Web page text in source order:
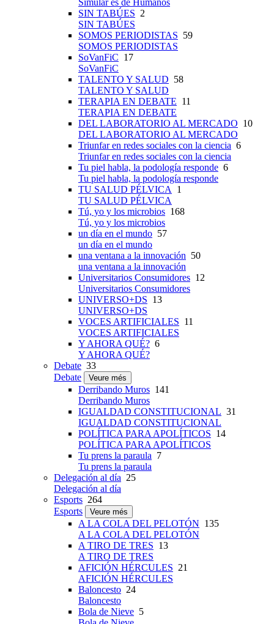
Simular es de Humanos
SIN TABÚES 2
SIN TABÚES
SOMOS PERIODISTAS 59
SOMOS PERIODISTAS
SoVanFiC 17
SoVanFiC
TALENTO Y SALUD 58
TALENTO Y SALUD
TERAPIA EN DEBATE 11
TERAPIA EN DEBATE
DEL LABORATORIO AL MERCADO 10
DEL LABORATORIO AL MERCADO
Triunfar en redes sociales con la ciencia 6
Triunfar en redes sociales con la ciencia
Tu piel habla, la podología responde 6
Tu piel habla, la podología responde
TU SALUD PÉLVICA
1
TU SALUD PÉLVICA
Tú, yo y los microbios 168
Tú, yo y los microbios
un día en el mundo 57
un día en el mundo
una ventana a la innovación 50
una ventana a la innovación
Universitarios Consumidores 12
Universitarios Consumidores
UNIVERSO+DS 13
UNIVERSO+DS
VOCES ARTIFICIALES 11
VOCES ARTIFICIALES
Y AHORA QUÉ? 6
Y AHORA QUÉ?
Debate 33
Debate
Veure més
Derribando Muros 141
Derribando Muros
IGUALDAD CONSTITUCIONAL 31
IGUALDAD CONSTITUCIONAL
POLÍTICA PARA APOLÍTICOS 14
POLÍTICA PARA APOLÍTICOS
Tu prens la paraula 7
Tu prens la paraula
Delegación al día 25
Delegación al día
Esports 264
Esports
Veure més
A LA COLA DEL PELOTÓN 135
A LA COLA DEL PELOTÓN
A TIRO DE TRES 13
A TIRO DE TRES
AFICIÓN HÉRCULES 21
AFICIÓN HÉRCULES
Baloncesto 24
Baloncesto
Bola de Nieve 5